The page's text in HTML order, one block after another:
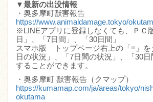
▼最新の出没情報
・奥多摩町獣害報告
https://www.animaldamage.tokyo/
※LINEアプリに登録しなくても、Ｐ
日」、「7日間」、「30日間」
スマホ版 トップページ右上の「≡」を
日の状況」、「7日間の状況」、「30
することができます。
・奥多摩町 獣害報告（クマップ）
https://kumamap.com/ja/areas/tokyo/
okutama